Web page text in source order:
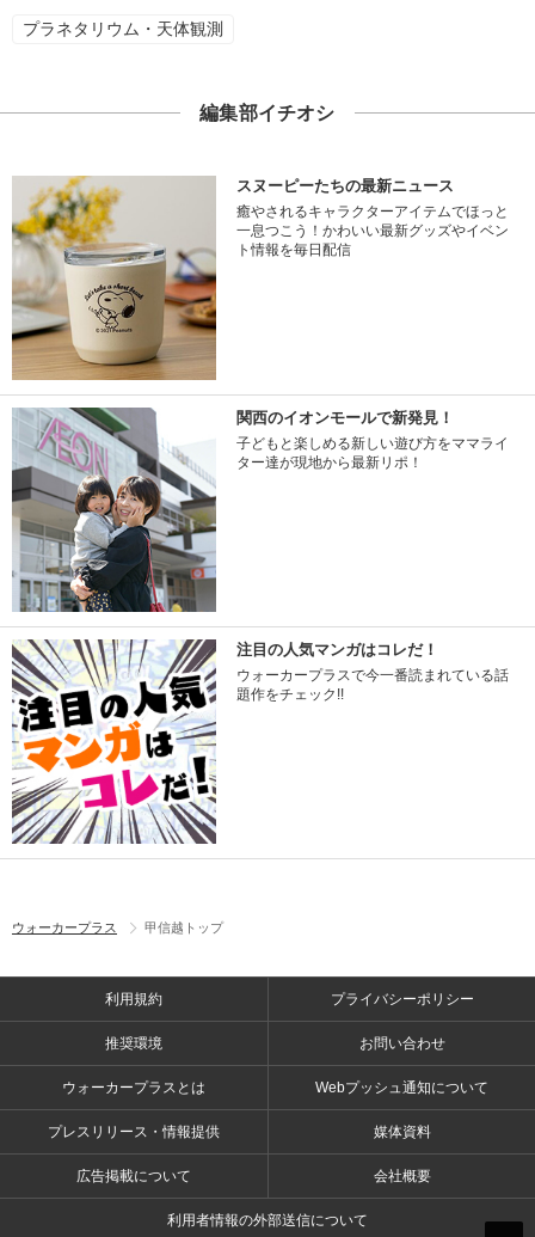
プラネタリウム・天体観測
編集部イチオシ
スヌーピーたちの最新ニュース
癒やされるキャラクターアイテムでほっと
一息つこう！かわいい最新グッズやイベン
ト情報を毎日配信
関西のイオンモールで新発見！
子どもと楽しめる新しい遊び方をママライ
ター達が現地から最新リポ！
注目の人気マンガはコレだ！
ウォーカープラスで今一番読まれている話
題作をチェック!!
ウォーカープラス 甲信越トップ
利用規約 プライバシーポリシー
推奨環境 お問い合わせ
ウォーカープラスとは Webプッシュ通知について
プレスリリース・情報提供 媒体資料
広告掲載について 会社概要
利用者情報の外部送信について